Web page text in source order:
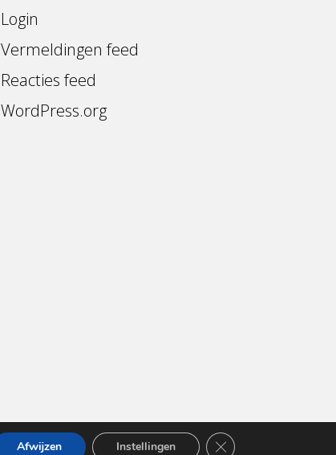
Login
Vermeldingen feed
Reacties feed
WordPress.org
Afwijzen Instellingen Sluit AVG/GDPR